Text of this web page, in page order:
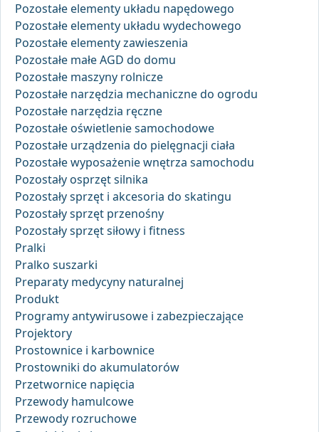
Pozostałe elementy układu napędowego
Pozostałe elementy układu wydechowego
Pozostałe elementy zawieszenia
Pozostałe małe AGD do domu
Pozostałe maszyny rolnicze
Pozostałe narzędzia mechaniczne do ogrodu
Pozostałe narzędzia ręczne
Pozostałe oświetlenie samochodowe
Pozostałe urządzenia do pielęgnacji ciała
Pozostałe wyposażenie wnętrza samochodu
Pozostały osprzęt silnika
Pozostały sprzęt i akcesoria do skatingu
Pozostały sprzęt przenośny
Pozostały sprzęt siłowy i fitness
Pralki
Pralko suszarki
Preparaty medycyny naturalnej
Produkt
Programy antywirusowe i zabezpieczające
Projektory
Prostownice i karbownice
Prostowniki do akumulatorów
Przetwornice napięcia
Przewody hamulcowe
Przewody rozruchowe